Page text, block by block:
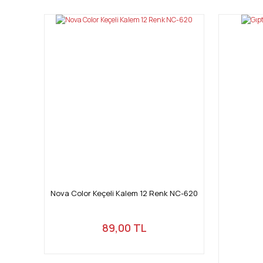
Ürün resmi kalitesiz, bozuk veya görüntülenemiyor.
Nova Color Keçeli Kalem 12 Renk NC-620
89,00 TL